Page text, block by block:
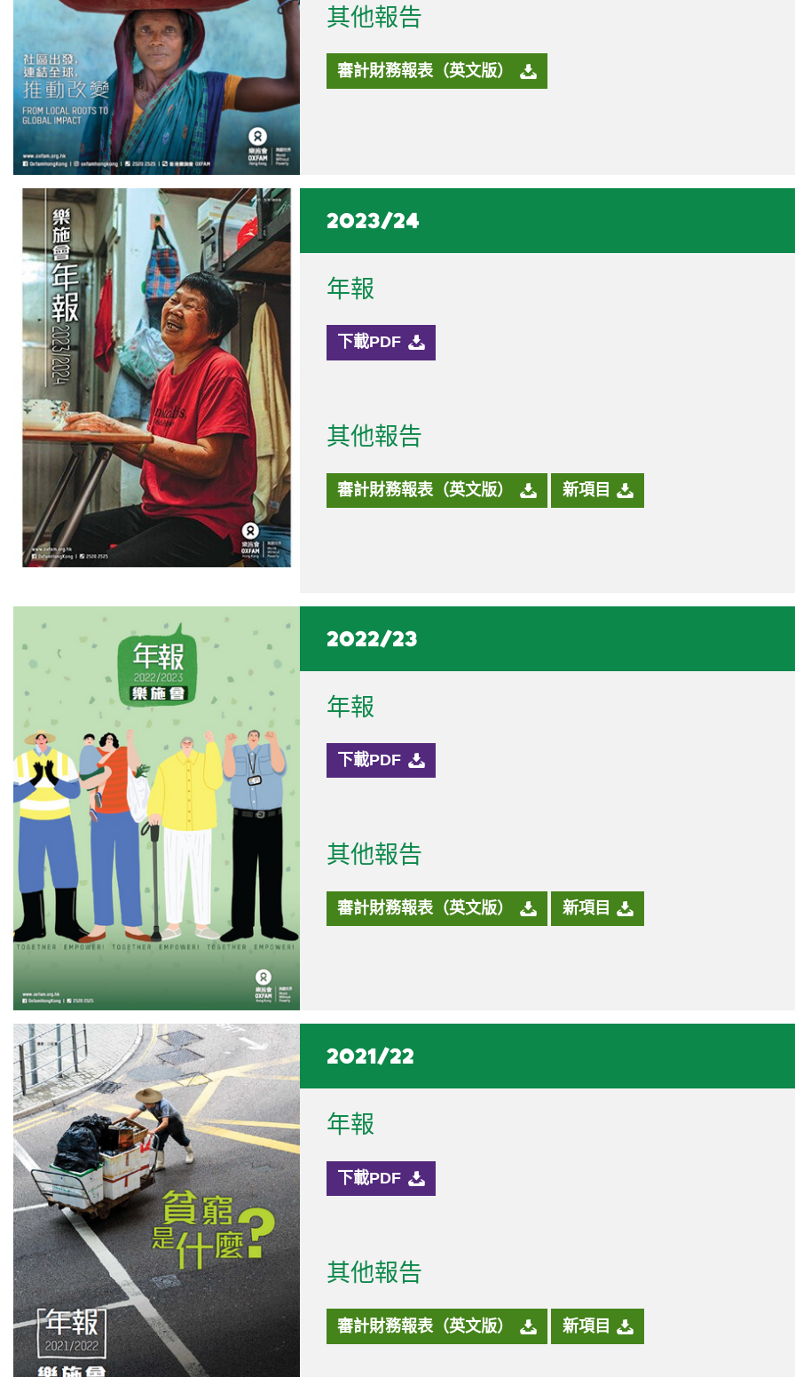
其他報告
審計財務報表（英文版）
2023/24
年報
下載PDF
其他報告
審計財務報表（英文版） 新項目
2022/23
年報
下載PDF
其他報告
審計財務報表（英文版） 新項目
2021/22
年報
下載PDF
其他報告
審計財務報表（英文版） 新項目